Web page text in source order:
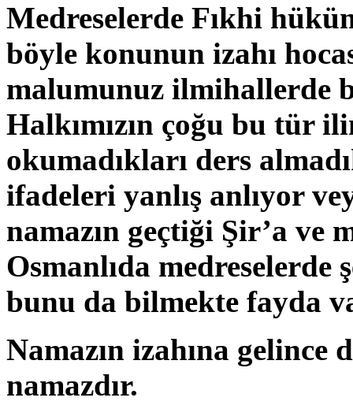
Medreselerde Fıkhi
böyle konunun izahı
malumunuz ilmihallerde
Halkımızın çoğu bu tür
okumadıkları ders
ifadeleri yanlış anlıyor
namazın geçtiği Şir’a ve
Osmanlıda
bunu da bilmekte fayda
Namazın izahına
namazdır.